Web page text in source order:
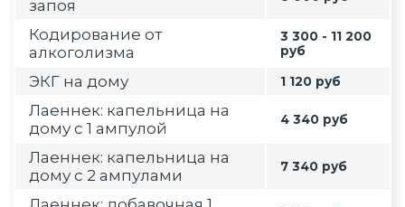
запоя
Кодирование от
алкоголизма
3 300 - 11 200
руб
ЭКГ на дому 1 120 руб
Лаеннек: капельница на
дому с 1 ампулой
4 340 руб
Лаеннек: капельница на
дому с 2 ампулами
7 340 руб